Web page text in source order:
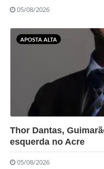
05/08/2026
APOSTA ALTA
?>
Thor Dantas,
esquerda no Acre
05/08/2026